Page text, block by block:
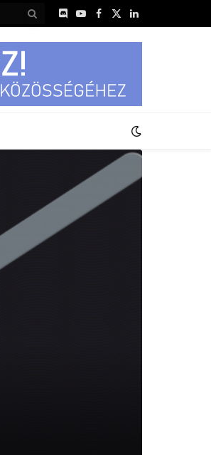
DiscordYouTube
Facebook
X
LinkedIn